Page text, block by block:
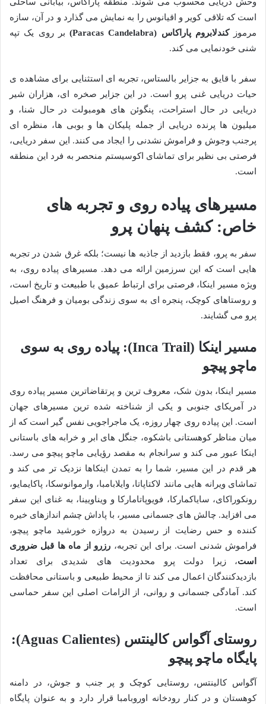
است که تلاقی کویر و اقیانوس را به نمایش می گذارد و در آن، سازه
مرموزکندلابروم پاراکاس (Paracas Candelabra)
بر روی یک تپه
شنی خودنمایی می کند.
سفر با قایق به جزایر بالستاس، تجربه ای استثنایی برای مشاهده ی
حیات دریایی غنی پرو است. در این جزایر صخره ای، هزاران شیر
دریایی در حال استراحت، پنگوئن های هومبولت در حال شنا، و
میلیون ها پرنده دریایی از جمله پلیکان ها و بوبی ها، منظره ای
پرجنب وجوش و فراموش نشدنی را ایجاد می کنند. این سفر دریایی،
فرصتی بی نظیر برای تماشای اکوسیستم منحصر به فرد این منطقه
است.
مسیرهای پیاده روی و تجربه های
خاص: کشف پنهان پرو
سفر به پرو، فقط بازدید از جاذبه ها نیست؛ بلکه غرق شدن در تجربه
هایی است که این سرزمین ارائه می دهد. مسیرهای پیاده روی، به
ویژه مسیر اینکا، فرصتی برای ارتباط عمیق با طبیعت و تاریخ است،
و روستاهای کوچک، پنجره ای به سوی زندگی بومیان و فرهنگ اصیل
پرو می گشایند.
مسیر اینکا (Inca Trail): پیاده روی به سوی
ماچو پیچو
مسیر اینکا، بدون شک، معروف ترین و پرتقاضاترین مسیر پیاده روی
در آمریکای جنوبی و یکی از شناخته شده ترین مسیرهای جهان
است. این پیاده روی چهار روزه، یک ماجراجویی نفس گیر است که از
میان مناظر کوهستانی باشکوه، جنگل های ابر و خرابه های باستانی
اینکا عبور می کند و سرانجام به مقصد رؤیایی ماچو پیچو می رسد.
هر قدم در این مسیر، شما را به تمدن اینکاها نزدیک تر می کند و
تماشای ویرانه هایی مانند لاکتاپاتا، وایلابامبا، وارموانوسکا، پاکایمایو،
رونکوراکای، سایاکمارکا، فویوپاتامارکا و ویناویینا، به غنای این سفر
می افزاید. چالش های جسمانی مسیر، با پاداش چشم اندازهای خیره
کننده و حس رضایت از رسیدن به دروازه خورشید ماچو پیچو،
فراموش شدنی است. برای این تجربه، رزرو از ماه ها قبل ضروری
است، زیرا دولت پرو محدودیت های شدیدی برای تعداد
بازدیدکنندگان اعمال می کند تا از محیط طبیعی و باستانی محافظت
کند. آمادگی جسمانی و روانی، از الزامات اصلی این سفر حماسی
است.
روستای آگواس کالینتس (Aguas Calientes):
پایگاه ماچو پیچو
آگواس کالینتس، روستایی کوچک و پر جنب و جوش، در دامنه
کوهستان و در کنار رودخانه اوروبامبا قرار دارد و به عنوان پایگاه